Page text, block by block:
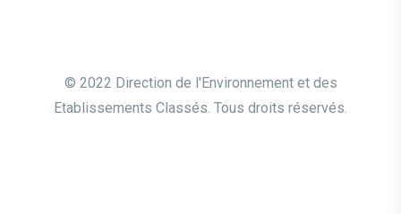
© 2022 Direction de l'Environnement et des
Etablissements Classés. Tous droits réservés.